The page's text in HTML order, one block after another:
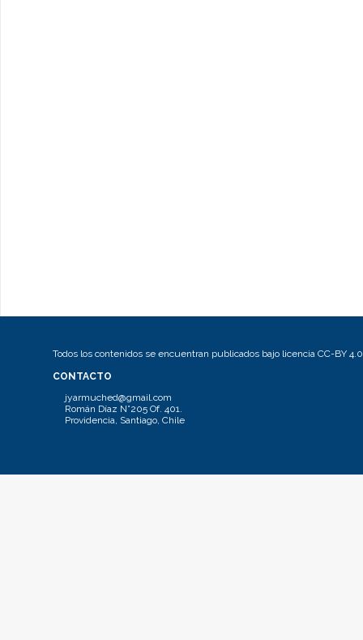
Todos los contenidos se encuentran publicados bajo licencia CC-BY 4.0
CONTACTO
jyarmuched@gmail.com
Román Díaz N°205 Of. 401.
Providencia, Santiago, Chile